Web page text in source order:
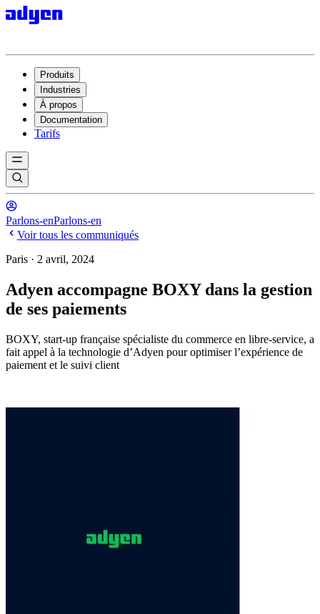
Produits
Industries
À propos
Documentation
Tarifs
Parlons-enParlons-en
Voir tous les communiqués
Paris · 2 avril, 2024
Adyen accompagne BOXY dans la gestion
de ses paiements
BOXY, start-up française spécialiste du commerce en libre-service, a
fait appel à la technologie d’Adyen pour optimiser l’expérience de
paiement et le suivi client